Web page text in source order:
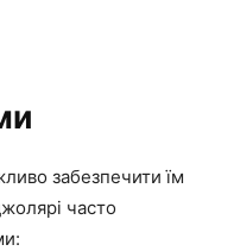
забезпечити їм
часто